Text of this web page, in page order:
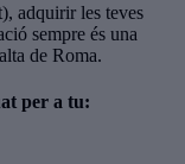
adquirir les teves
sempre és una
de Roma.
per a tu: